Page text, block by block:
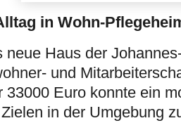
in Wohn-
Haus der
und
Euro konnte ein
in der Umgebung